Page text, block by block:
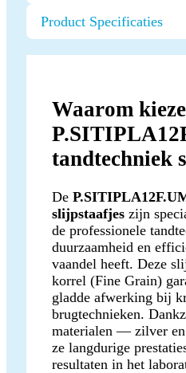
Product Specificaties
Waarom
tandtechniek
De
slijpstaafjes zijn
de professionele
duurzaamheid en
vaandel heeft. Deze
korrel (Fine Grain)
gladde afwerking bij
brugtechnieken.
materialen — zilver
ze langdurige
resultaten in het